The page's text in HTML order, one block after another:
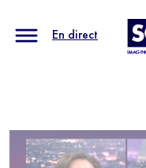
En direct